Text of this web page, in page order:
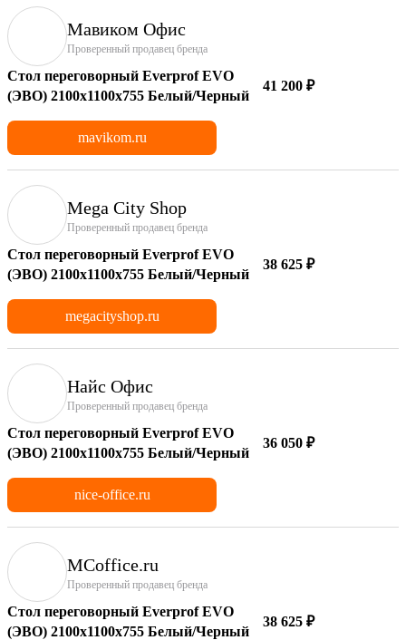
Мавиком Офис
Проверенный продавец бренда
Стол переговорный Everprof EVO
(ЭВО) 2100х1100x755 Белый/Черный
41 200 ₽
mavikom.ru
Mega City Shop
Проверенный продавец бренда
Стол переговорный Everprof EVO
(ЭВО) 2100х1100x755 Белый/Черный
38 625 ₽
megacityshop.ru
Найс Офис
Проверенный продавец бренда
Стол переговорный Everprof EVO
(ЭВО) 2100х1100x755 Белый/Черный
36 050 ₽
nice-office.ru
MCoffice.ru
Проверенный продавец бренда
Стол переговорный Everprof EVO
(ЭВО) 2100х1100x755 Белый/Черный
38 625 ₽